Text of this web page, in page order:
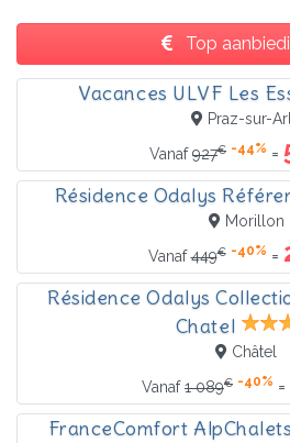
Top
Vacances ULVF Les
Praz-sur-
Vanaf927€ -44% =
Résidence Odalys
Morillon
Vanaf449€ -40% =
Résidence Odalys
Chatel
Châtel
Vanaf1 089€ -40% =
FranceComfort